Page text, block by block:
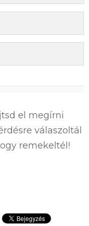
el megírni
válaszoltál
remekeltél!